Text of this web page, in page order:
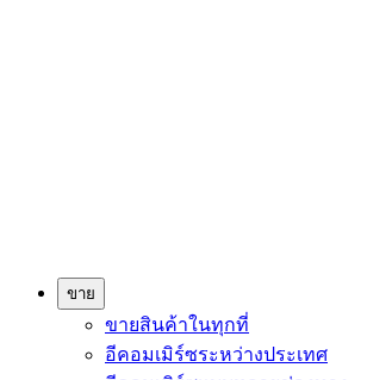
ขาย
ขายสินค้าในทุกที่
อีคอมเมิร์ซระหว่างประเทศ